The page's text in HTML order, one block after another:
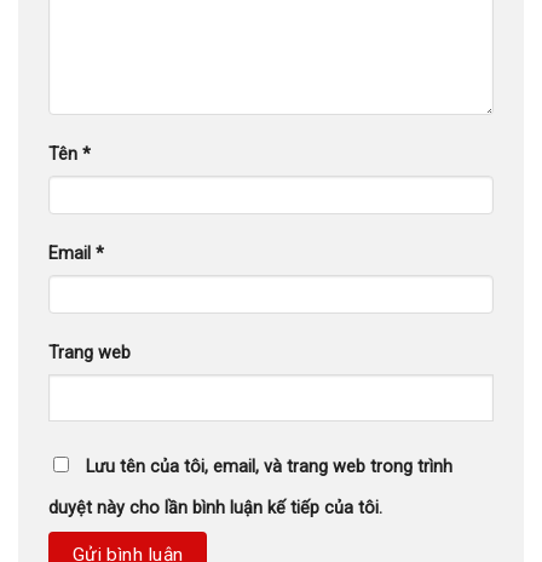
Tên *
Email *
Trang web
Lưu tên của tôi, email, và trang web trong trình
duyệt này cho lần bình luận kế tiếp của tôi.